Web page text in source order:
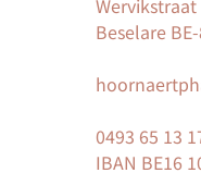
Wervikstraat
Beselare
0493 65 13
IBAN BE16